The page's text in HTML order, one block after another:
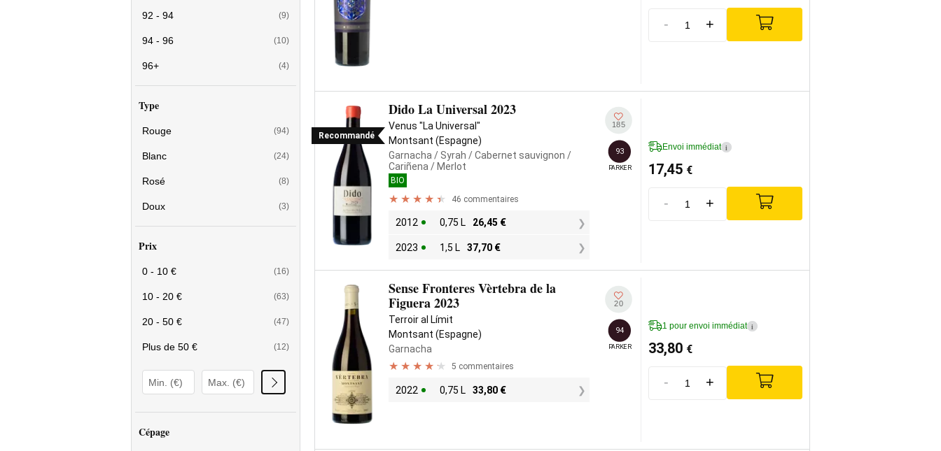
92 - 94 (9)
94 - 96 (10)
96+ (4)
Type
Rouge (94)
Blanc (24)
Rosé (8)
Doux (3)
Prix
0 - 10 € (16)
10 - 20 € (63)
20 - 50 € (47)
Plus de 50 € (12)
Cépage
- +
Recommandé
Dido La Universal 2023
Venus "La Universal"
Montsant (Espagne)
Garnacha / Syrah / Cabernet sauvignon /
Cariñena / Merlot
BIO
46 commentaires
2012 0,75 L 26,45 €
2023 1,5 L 37,70 €
185
93
PARKER
Envoi immédiat i
17,45 €
- +
Sense Fronteres Vèrtebra de la
Figuera 2023
Terroir al Límit
Montsant (Espagne)
Garnacha
5 commentaires
2022 0,75 L 33,80 €
20
94
PARKER
1 pour envoi immédiat i
33,80 €
- +